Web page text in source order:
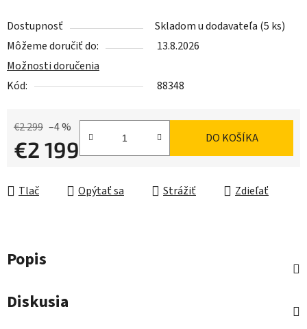
Dostupnosť Skladom u dodavateľa (5 ks)
Môžeme doručiť do:
13.8.2026
Možnosti doručenia
Kód:
88348
€2 299 –4 %
€2 199 DO KOŠÍKA
Tlač Opýtať sa Strážiť Zdieľať
Popis
Diskusia